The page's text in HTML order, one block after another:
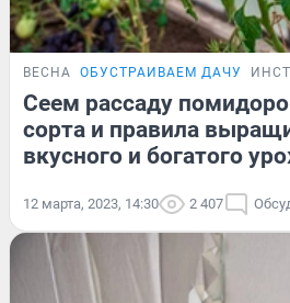
ВЕСНА ОБУСТРАИВАЕМ ДАЧУ
Сеем рассаду
сорта и правила
вкусного и богатого
12 марта, 2023, 14:30 2 407